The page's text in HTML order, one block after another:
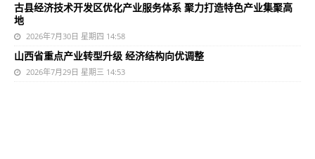
古县经济技术开发区优化产业服务体系 聚力打造特色产业集聚高
地
2026年7月30日 星期四 14:58
山西省重点产业转型升级 经济结构向优调整
2026年7月29日 星期三 14:53